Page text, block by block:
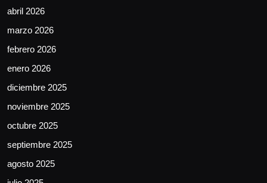
abril 2026
marzo 2026
febrero 2026
enero 2026
diciembre 2025
noviembre 2025
octubre 2025
septiembre 2025
agosto 2025